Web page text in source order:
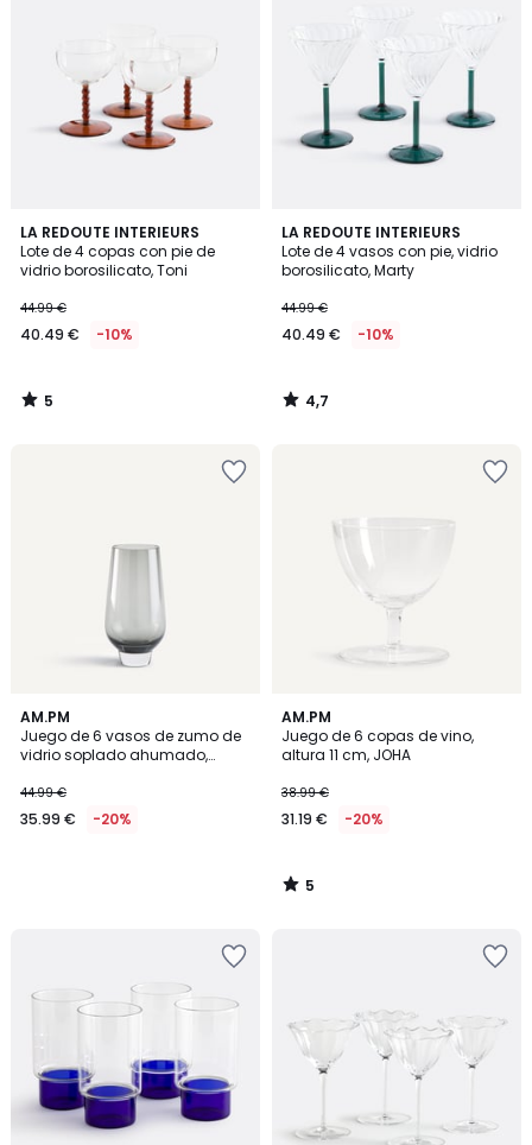
LA REDOUTE INTERIEURS
Lote de 4 copas con pie de
vidrio borosilicato, Toni
44.99 €
40.49 € -10%
5
/
5
5
/
LA REDOUTE INTERIEURS
Lote de 4 vasos con pie, vidrio
borosilicato, Marty
44.99 €
40.49 € -10%
4,7
/ 5
4,7
/
AM.PM
Juego de 6 vasos de zumo de
vidrio soplado ahumado,
44.99 €
35.99 € -20%
AM.PM
Juego de 6 copas de vino,
altura 11 cm, JOHA
38.99 €
31.19 € -20%
5
/
5
5
/